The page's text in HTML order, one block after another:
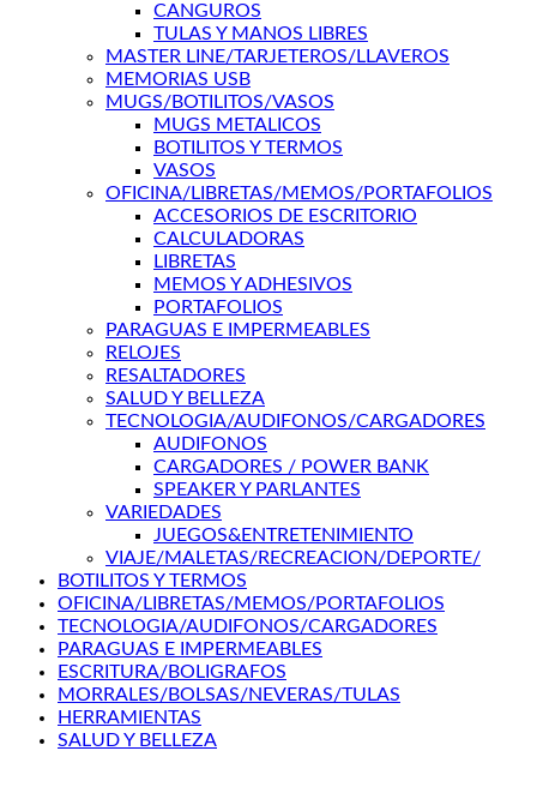
CANGUROS
TULAS Y MANOS LIBRES
MASTER LINE/TARJETEROS/LLAVEROS
MEMORIAS USB
MUGS/BOTILITOS/VASOS
MUGS METALICOS
BOTILITOS Y TERMOS
VASOS
OFICINA/LIBRETAS/MEMOS/PORTAFOLIOS
ACCESORIOS DE ESCRITORIO
CALCULADORAS
LIBRETAS
MEMOS Y ADHESIVOS
PORTAFOLIOS
PARAGUAS E IMPERMEABLES
RELOJES
RESALTADORES
SALUD Y BELLEZA
TECNOLOGIA/AUDIFONOS/CARGADORES
AUDIFONOS
CARGADORES / POWER BANK
SPEAKER Y PARLANTES
VARIEDADES
JUEGOS&ENTRETENIMIENTO
VIAJE/MALETAS/RECREACION/DEPORTE/
BOTILITOS Y TERMOS
OFICINA/LIBRETAS/MEMOS/PORTAFOLIOS
TECNOLOGIA/AUDIFONOS/CARGADORES
PARAGUAS E IMPERMEABLES
ESCRITURA/BOLIGRAFOS
MORRALES/BOLSAS/NEVERAS/TULAS
HERRAMIENTAS
SALUD Y BELLEZA